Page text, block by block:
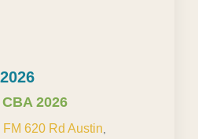
2026
2026
620 Rd Austin